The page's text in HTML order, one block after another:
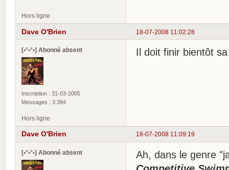
Hors ligne
18-07-2008 11:02:28
Dave O'Brien
[•°•°•] Abonné absent
Inscription : 31-03-2005
Messages : 3 394
Il doit finir bientôt
Hors ligne
18-07-2008 11:09:19
Dave O'Brien
[•°•°•] Abonné absent
Ah, dans le genre